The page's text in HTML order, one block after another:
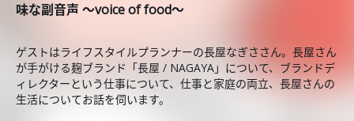
味な副音声 ～voice of food～
ゲストはライフスタイルプランナーの長屋なぎささん。長屋さん
が手がける麹ブランド「長屋 / NAGAYA」について、ブランドデ
ィレクターという仕事について、仕事と家庭の両立、長屋さんの
生活についてお話を伺います。